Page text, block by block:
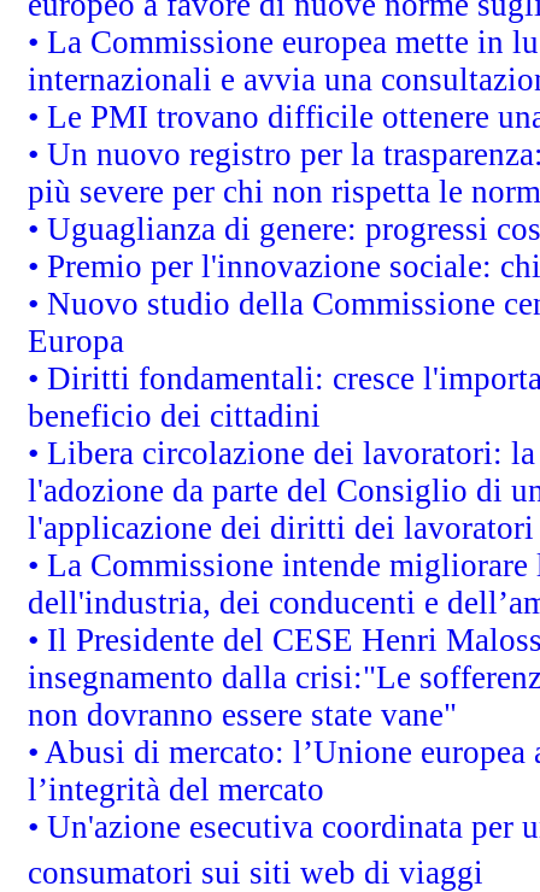
• La Commissione europea mette in
internazionali e avvia una
• Le PMI trovano difficile ottenere
• Un nuovo registro per la
più severe per chi non rispetta le
• Uguaglianza di genere: progressi
• Premio per l'innovazione sociale:
• Nuovo studio della Commissione
Europa
• Diritti fondamentali: cresce
beneficio dei cittadini
• Libera circolazione dei lavoratori:
l'adozione da parte del Consiglio di
l'applicazione dei diritti dei lavoratori
• La Commissione intende
dell'industria, dei conducenti e
• Il Presidente del CESE Henri
insegnamento dalla crisi:"Le
non dovranno essere state vane"
• Abusi di mercato: l’Unione
l’integrità del mercato
• Un'azione esecutiva coordinata
consumatori sui siti web di viaggi